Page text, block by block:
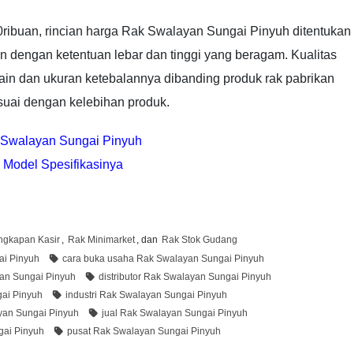
rincian harga Rak Swalayan Sungai Pinyuh ditentukan
dengan ketentuan lebar dan tinggi yang beragam. Kualitas
dan ukuran ketebalannya dibanding produk rak pabrikan
dengan kelebihan produk.
Sungai Pinyuh
Spesifikasinya
Kasir , Rak Minimarket , dan Rak Stok Gudang
Pinyuh
cara buka usaha Rak Swalayan Sungai Pinyuh
Sungai Pinyuh
distributor Rak Swalayan Sungai Pinyuh
Pinyuh
industri Rak Swalayan Sungai Pinyuh
Sungai Pinyuh
jual Rak Swalayan Sungai Pinyuh
Pinyuh
pusat Rak Swalayan Sungai Pinyuh